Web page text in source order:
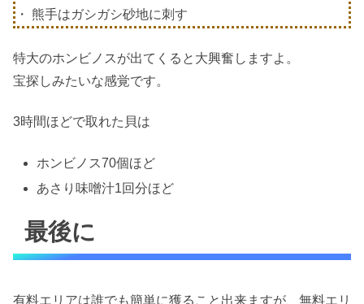
・ 熊手はガシガシ砂地に刺す
特大のホンビノスが出てくると大興奮しますよ。
宝探しみたいな感覚です。
3時間ほどで取れた貝は
ホンビノス70個ほど
あさり味噌汁1回分ほど
最後に
有料エリアは誰でも簡単に獲ること出来ますが、無料エリ